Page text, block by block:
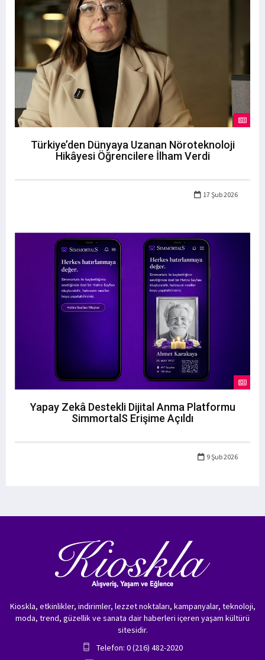
Türkiye’den Dünyaya Uzanan Nöroteknoloji
Hikâyesi Öğrencilere İlham Verdi
17 Şub 2026
Yapay Zekâ Destekli Dijital Anma Platformu
SimmortalS Erişime Açıldı
9 Şub 2026
Kioskla, etkinlikler, indirimler, lezzet noktaları, kampanyalar, teknoloji,
moda, trend, güzellik ve sanata dair haberleri içeren yaşam kültürü
sitesidir.
Telefon: 0 (216) 482-2020